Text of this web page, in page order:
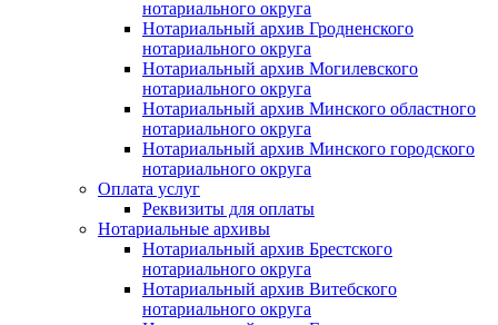
нотариального округа
Нотариальный архив Гродненского
нотариального округа
Нотариальный архив Могилевского
нотариального округа
Нотариальный архив Минского областного
нотариального округа
Нотариальный архив Минского городского
нотариального округа
Оплата услуг
Реквизиты для оплаты
Нотариальные архивы
Нотариальный архив Брестского
нотариального округа
Нотариальный архив Витебского
нотариального округа